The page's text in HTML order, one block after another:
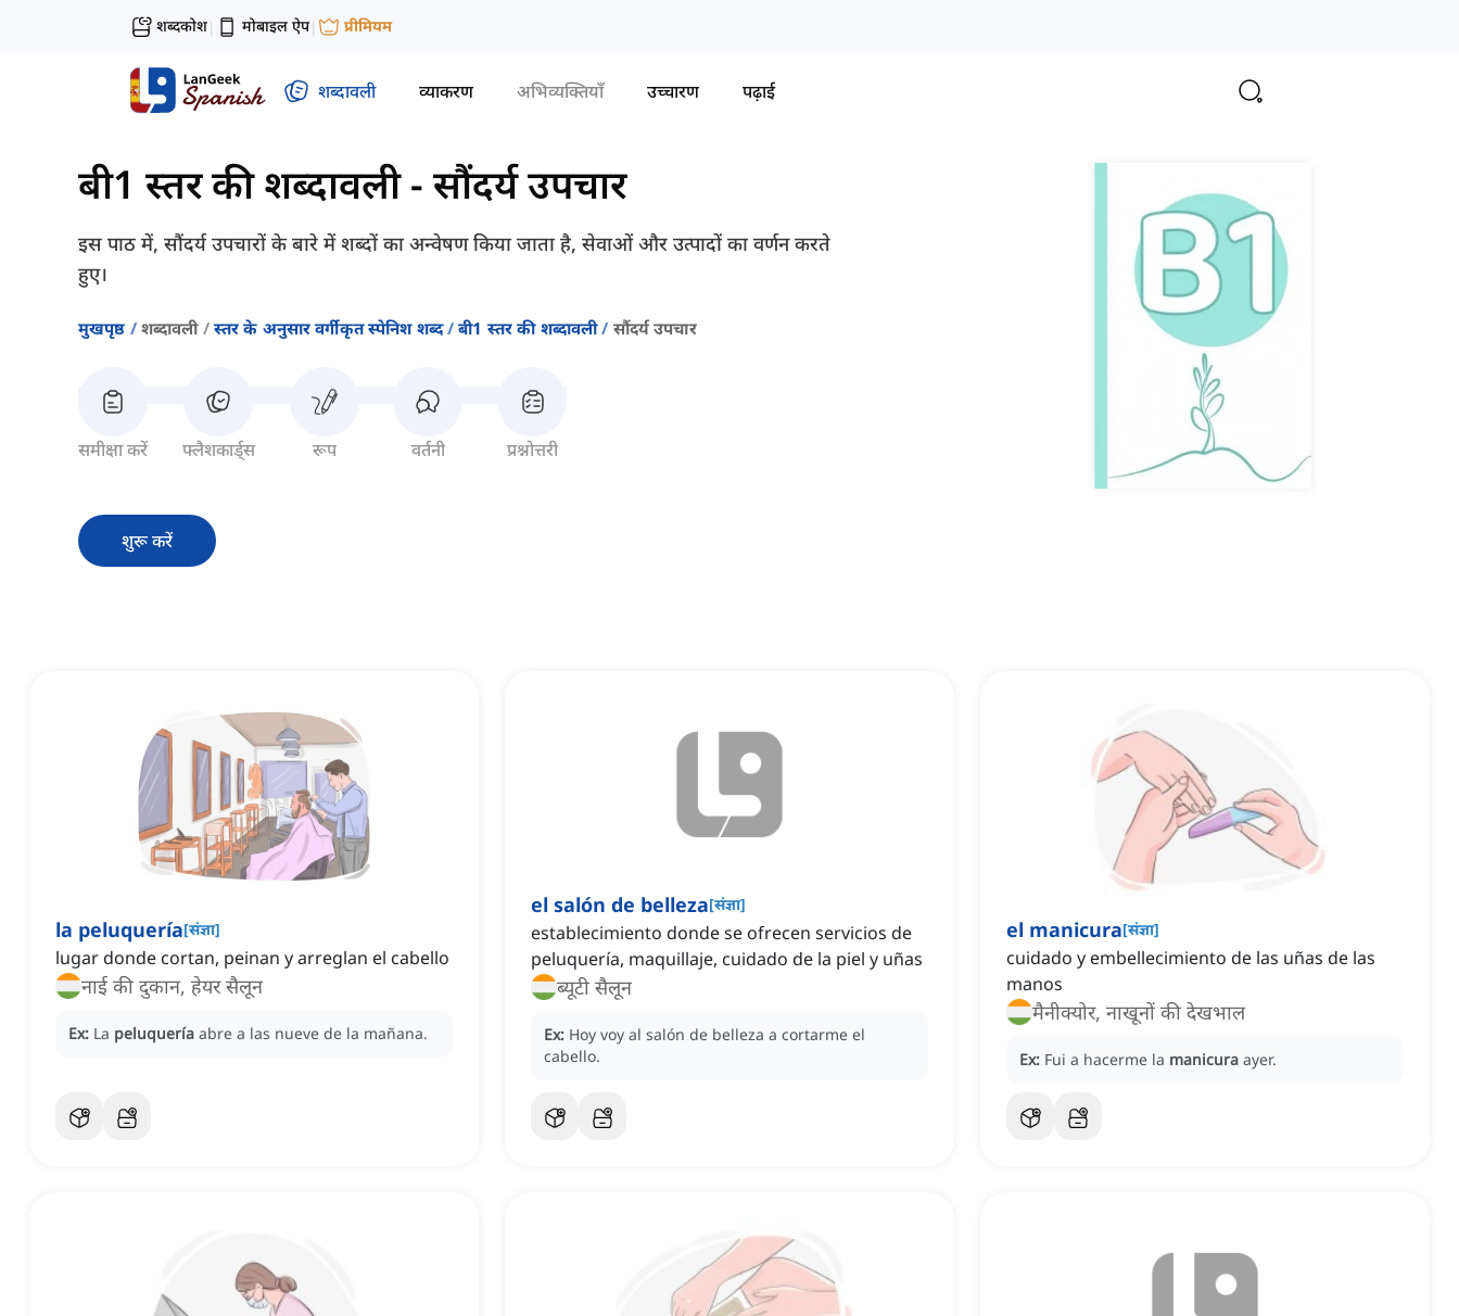
शब्दकोश| मोबाइल ऐप| प्रीमियम
शब्दावली व्याकरण अभिव्यक्तियाँ उच्चारण पढ़ाई
बी1 स्तर की शब्दावली- सौंदर्य उपचार
इस पाठ में, सौंदर्य उपचारों के बारे में शब्दों का अन्वेषण किया जाता है, सेवाओं और उत्पादों का वर्णन करते
हुए।
मुखपृष्ठ शब्दावली स्तर के अनुसार वर्गीकृत स्पेनिश शब्द बी1 स्तर की शब्दावली सौंदर्य उपचार
समीक्षा करें फ्लैशकार्ड्स रूप वर्तनी प्रश्नोत्तरी
शुरू करें
la peluquería[संज्ञा]
lugar donde cortan, peinan y arreglan el cabello
नाई की दुकान, हेयर सैलून
Ex: La peluquería abre a las nueve de la mañana.
el salón de belleza[संज्ञा]
establecimiento donde se ofrecen servicios de
peluquería, maquillaje, cuidado de la piel y uñas
ब्यूटी सैलून
Ex: Hoy voy al salón de belleza a cortarme el
cabello.
el manicura[संज्ञा]
cuidado y embellecimiento de las uñas de las
manos
मैनीक्योर, नाखूनों की देखभाल
Ex: Fui a hacerme la manicura ayer.